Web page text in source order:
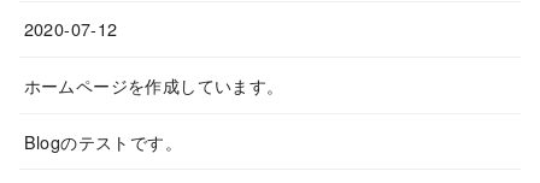
2020-07-12
ホームページを作成しています。
Blogのテストです。